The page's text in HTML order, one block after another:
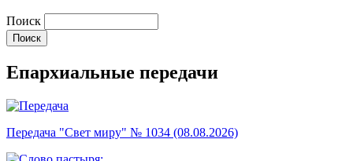
Поиск
Епархиальные передачи
Передача "Свет миру" № 1034 (08.08.2026)